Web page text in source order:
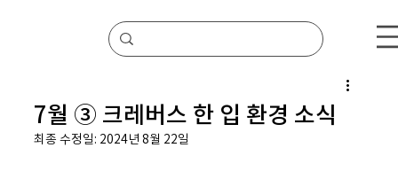
7월 ③ 크레버스 한 입 환경 소식
최종 수정일: 2024년 8월 22일